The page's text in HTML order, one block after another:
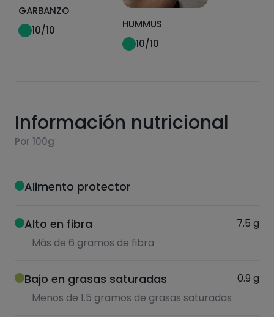
GARBANZO
10/10
HUMMUS
10/10
Información nutricional
Por 100g
Alimento protector
Alto en fibra 7.5 g
Más de 6 gramos de fibra
Bajo en grasas saturadas 0.9 g
Menos de 1.5 gramos de grasas saturadas